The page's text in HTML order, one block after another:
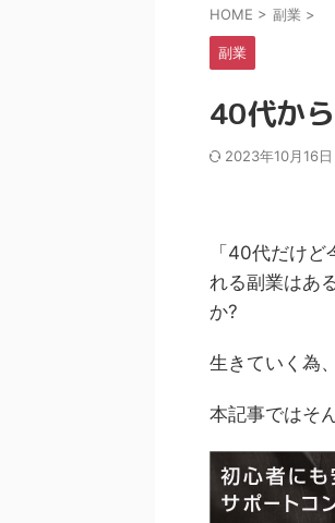
HOME > 副業 >
副業
40代か
2023年10月16日
「40代だけ
れる副業はあ
か?
生きていく為
本記事ではそ